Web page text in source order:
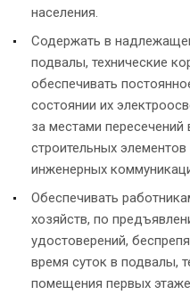
населения.
Содержать в
подвалы, технические
обеспечивать
состоянии их
за местами пересечений
строительных
инженерных
Обеспечивать
хозяйств, по
удостоверений,
время суток в подвалы,
помещения первых